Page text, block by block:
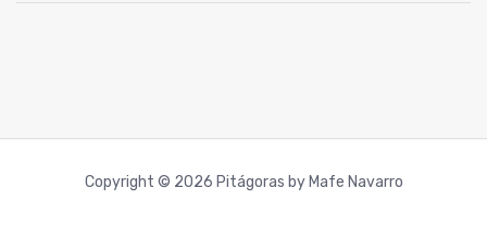
Copyright © 2026 Pitágoras by Mafe Navarro